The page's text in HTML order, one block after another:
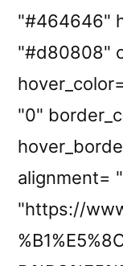
"#464646"
"#d80808"
"0"
alignment=
"https://